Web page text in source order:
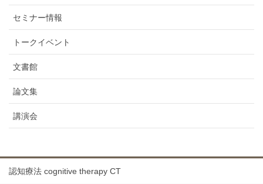
セミナー情報
トークイベント
文書館
論文集
講演会
認知療法 cognitive therapy CT